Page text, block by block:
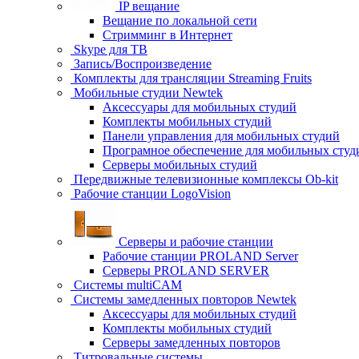
IP вещание
Вещание по локальной сети
Стримминг в Интернет
Skype для ТВ
Запись/Воспроизведение
Комплекты для трансляции Streaming Fruits
Мобильные студии Newtek
Аксессуары для мобильных студий
Комплекты мобильных студий
Панели управления для мобильных студий
Програмное обеспечение для мобильных
Серверы мобильных студий
Передвижные телевизионные комплексы Ob-kit
Рабочие станции LogoVision
Серверы и рабочие станции
Рабочие станции PROLAND Server
Серверы PROLAND SERVER
Системы multiCAM
Системы замедленных повторов Newtek
Аксессуары для мобильных студий
Комплекты мобильных студий
Серверы замедленных повторов